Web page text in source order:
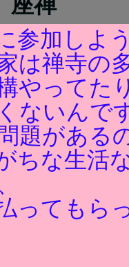
参加しよ
は禅寺の
やってた
ないんで
題がある
ちな生活
ってもら